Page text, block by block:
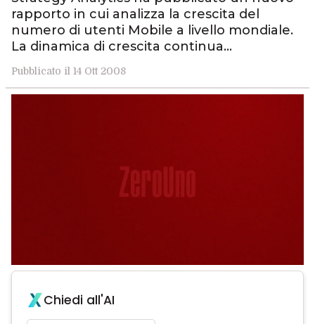
rapporto in cui analizza la crescita del
numero di utenti Mobile a livello mondiale.
La dinamica di crescita continua…
Pubblicato il 14 Ott 2008
Chiedi all'AI